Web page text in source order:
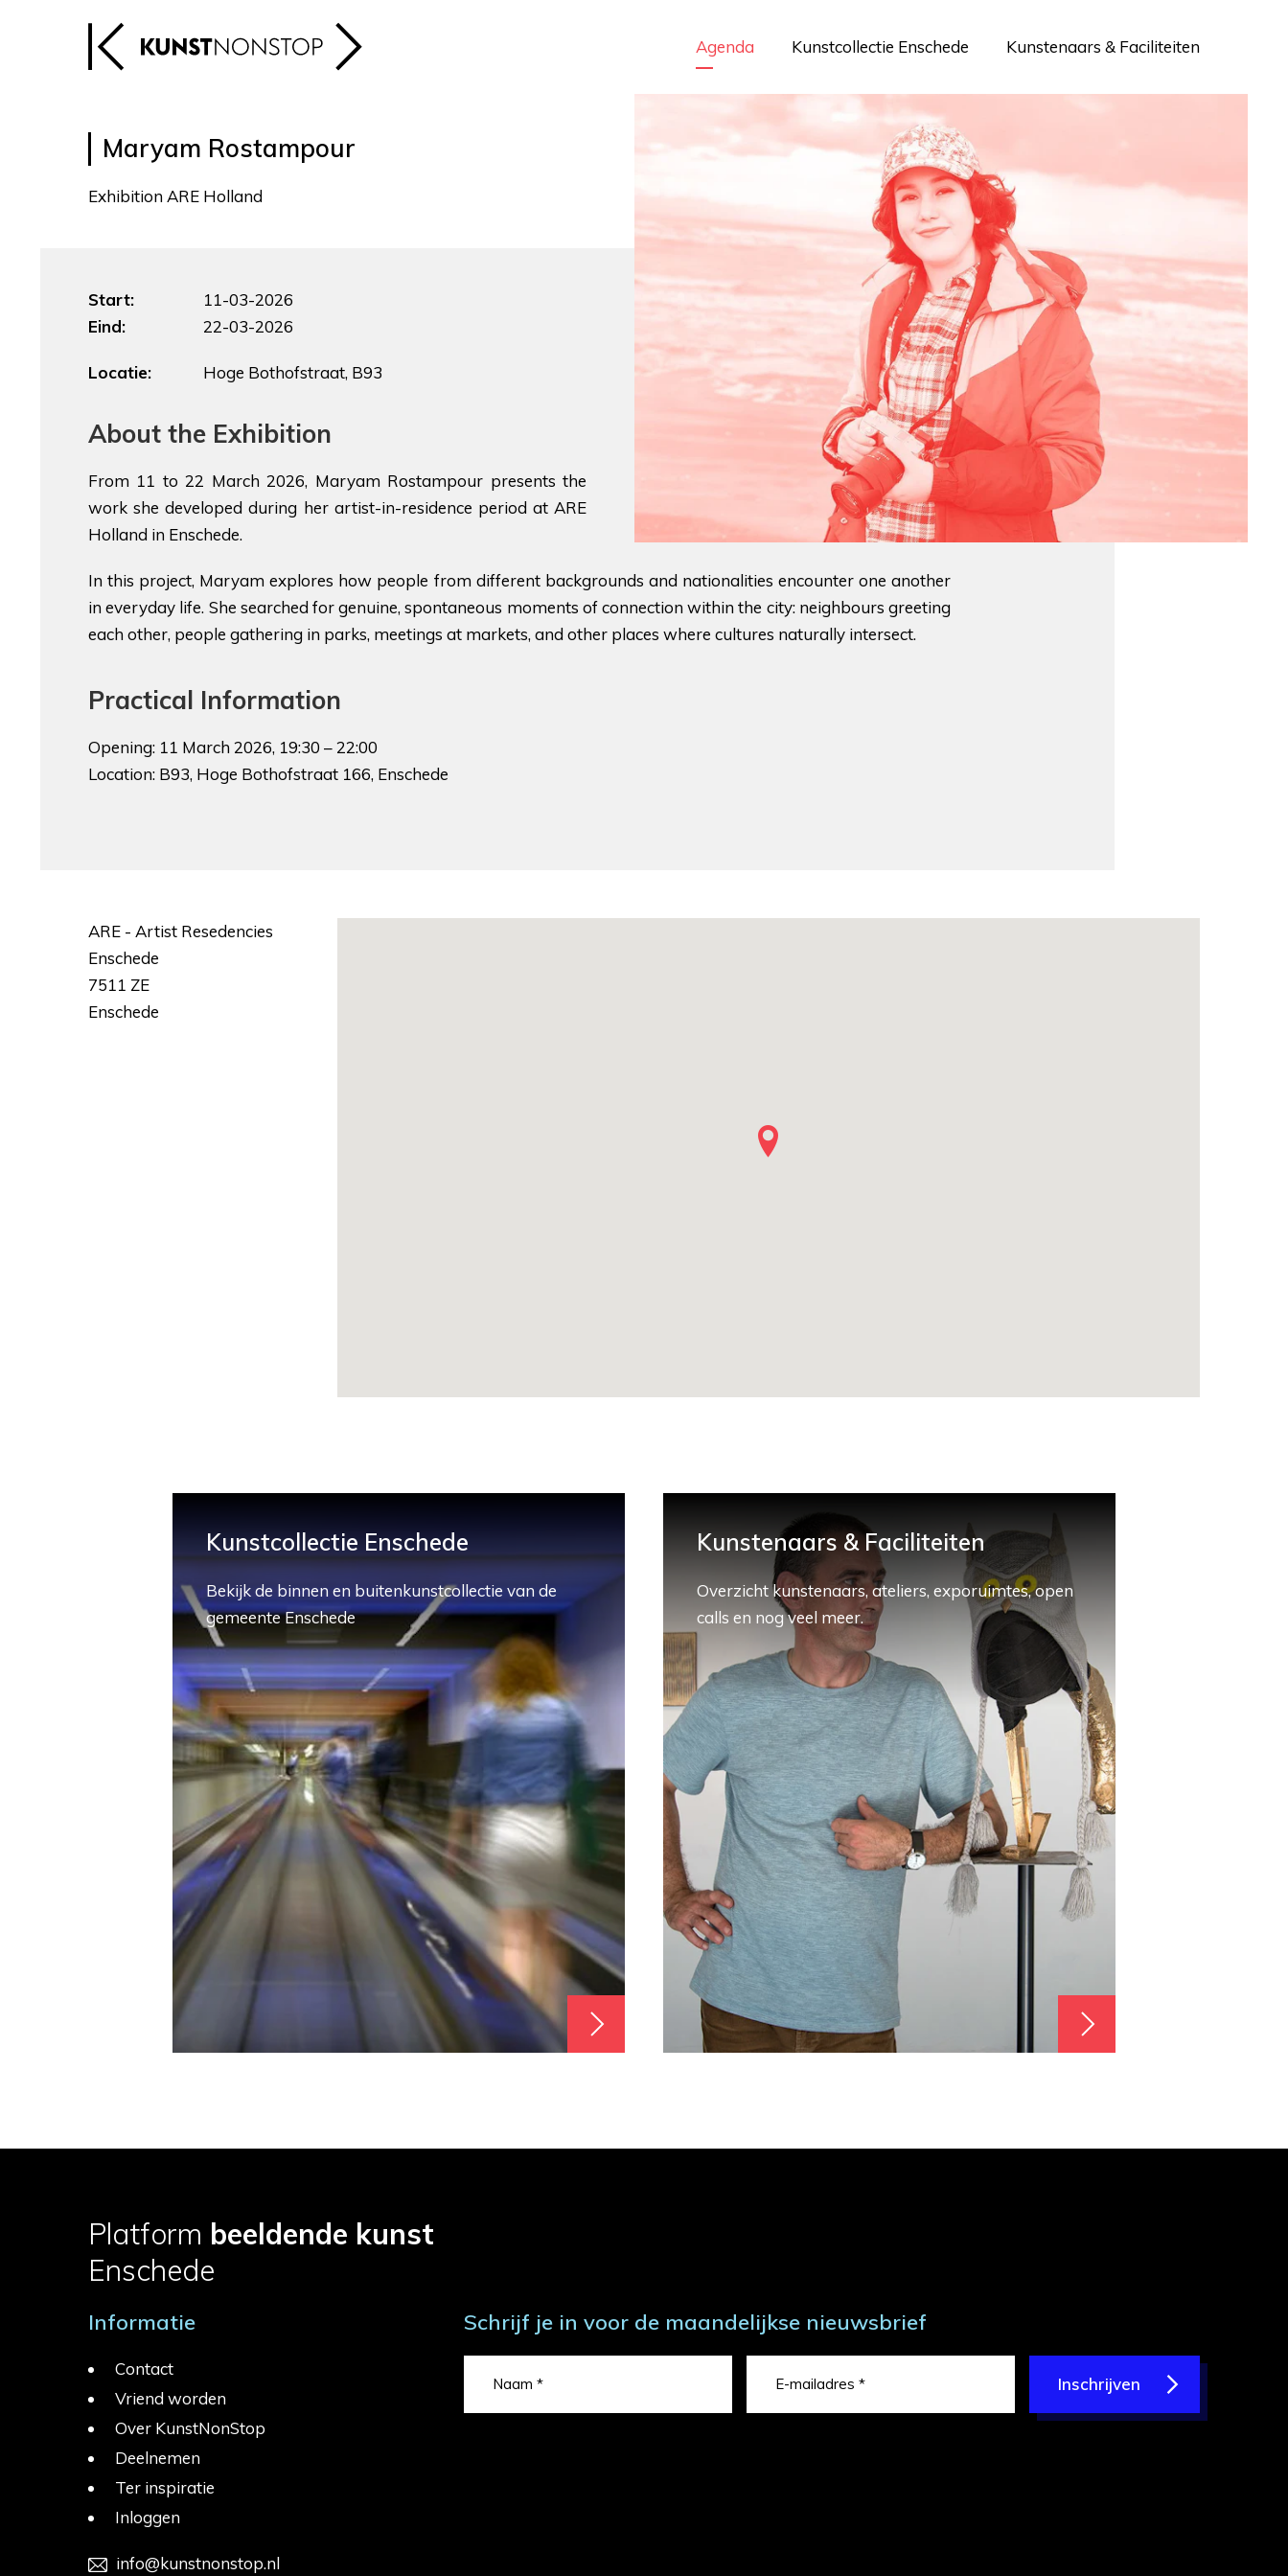
Agenda Kunstcollectie Enschede Kunstenaars & Faciliteiten
Maryam Rostampour
Exhibition ARE Holland
Start:
11-03-2026
Eind:
22-03-2026
Locatie: Hoge Bothofstraat, B93
About the Exhibition
From 11 to 22 March 2026, Maryam Rostampour presents the
work she developed during her artist-in-residence period at ARE
Holland in Enschede.
In this project, Maryam explores how people from different backgrounds and nationalities encounter one another
in everyday life. She searched for genuine, spontaneous moments of connection within the city: neighbours greeting
each other, people gathering in parks, meetings at markets, and other places where cultures naturally intersect.
Practical Information
Opening: 11 March 2026, 19:30 – 22:00
Location: B93, Hoge Bothofstraat 166, Enschede
ARE - Artist Resedencies
Enschede
7511 ZE
Enschede
Kunstcollectie Enschede
Bekijk de binnen en buitenkunstcollectie van de
gemeente Enschede
Kunstenaars & Faciliteiten
Overzicht kunstenaars, ateliers, exporuimtes, open
calls en nog veel meer.
Platform beeldende kunst
Enschede
Informatie
Contact
Vriend worden
Over KunstNonStop
Deelnemen
Ter inspiratie
Inloggen
info@kunstnonstop.nl
Schrijf je in voor de maandelijkse nieuwsbrief
Inschrijven